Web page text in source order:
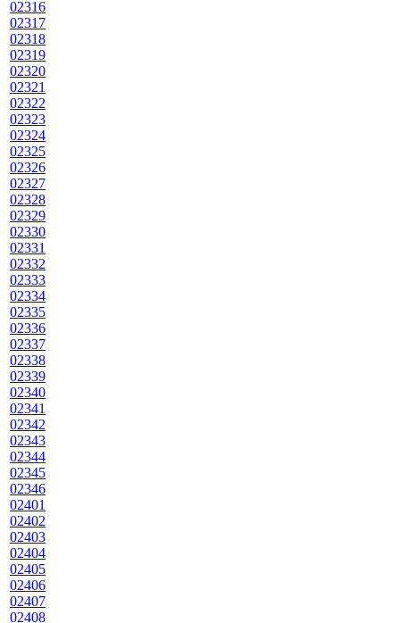
02316
02317
02318
02319
02320
02321
02322
02323
02324
02325
02326
02327
02328
02329
02330
02331
02332
02333
02334
02335
02336
02337
02338
02339
02340
02341
02342
02343
02344
02345
02346
02401
02402
02403
02404
02405
02406
02407
02408